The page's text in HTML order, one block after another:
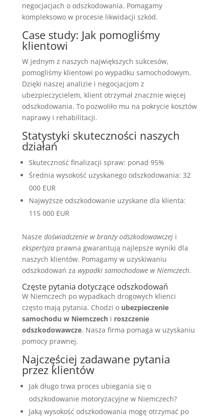
negocjacjach o odszkodowania. Pomagamy
kompleksowo w procesie likwidacji szkód.
Case study: Jak pomogliśmy
klientowi
W jednym z naszych największych sukcesów,
pomogliśmy klientowi po wypadku samochodowym.
Dzięki naszej analizie i negocjacjom z
ubezpieczycielem, klient otrzymał znacznie więcej
odszkodowania. To pozwoliło mu na pokrycie kosztów
naprawy i rehabilitacji.
Statystyki skuteczności naszych
działań
Skuteczność finalizacji spraw: ponad 95%
Średnia wysokość uzyskanego odszkodowania: 32
000 EUR
Najwyższe odszkodowanie uzyskane dla klienta:
115 000 EUR
Nasze doświadczenie w branży odszkodowawczeji
ekspertyzaprawna gwarantują najlepsze wyniki dla
naszych klientów. Pomagamy w uzyskiwaniu
odszkodowań za wypadki samochodowe w Niemczech.
Częste pytania dotyczące odszkodowań
W Niemczech po wypadkach drogowych klienci
często mają pytania. Chodzi o ubezpieczenie
samochodu w Niemczechi roszczenie
odszkodowawcze. Nasza firma pomaga w uzyskaniu
pomocy prawnej.
Najczęściej zadawane pytania
przez klientów
Jak długo trwa proces ubiegania się o
odszkodowanie motoryzacyjne w Niemczech?
Jaką wysokość odszkodowania mogę otrzymać po